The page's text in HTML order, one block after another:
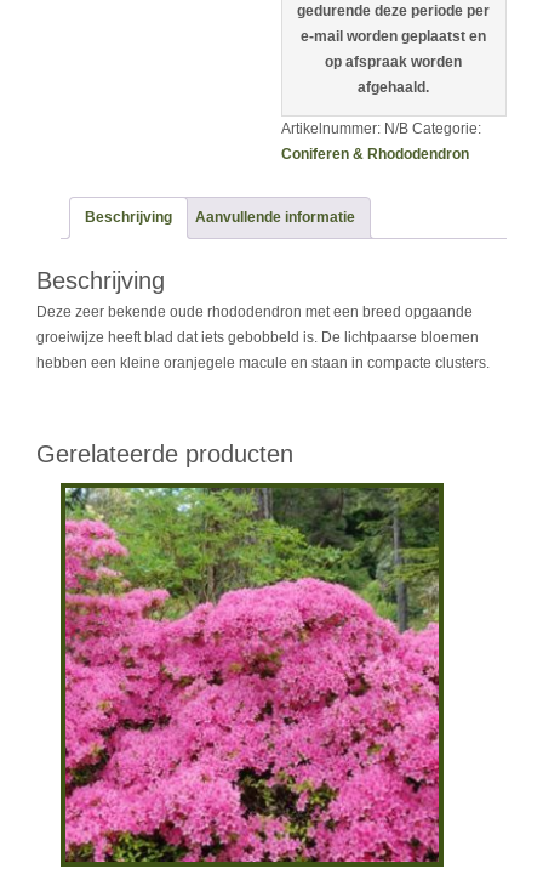
gedurende deze periode per
e-mail worden geplaatst en
op afspraak worden
afgehaald.
Artikelnummer: N/B Categorie:
Coniferen & Rhododendron
Beschrijving Aanvullende informatie
Beschrijving
Deze zeer bekende oude rhododendron met een breed opgaande
groeiwijze heeft blad dat iets gebobbeld is. De lichtpaarse bloemen
hebben een kleine oranjegele macule en staan in compacte clusters.
Gerelateerde producten